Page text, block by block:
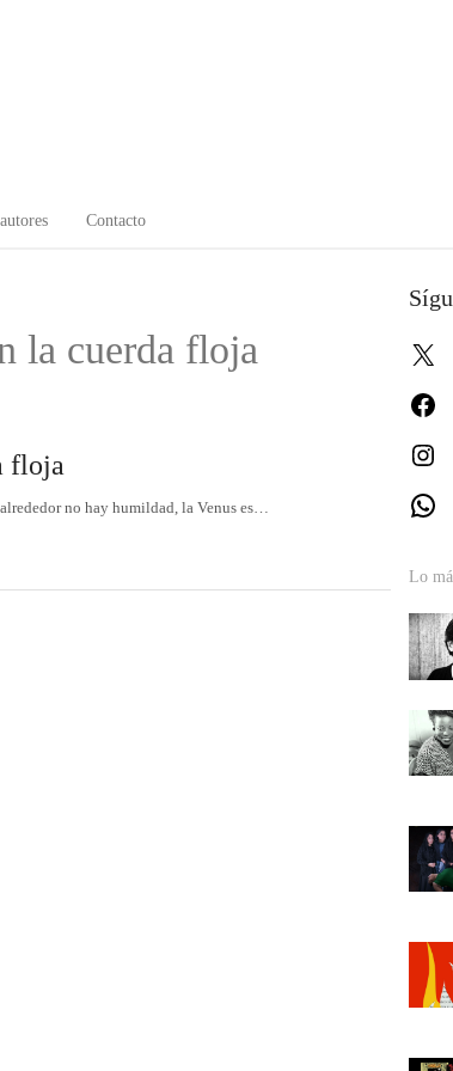
Contacto
la cuerda floja
floja
no hay humildad, la Venus es…
Lo